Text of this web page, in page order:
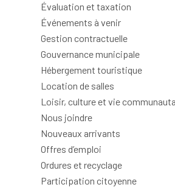
Évaluation et taxation
Événements à venir
Gestion contractuelle
Gouvernance municipale
Hébergement touristique
Location de salles
Loisir, culture et vie
Nous joindre
Nouveaux arrivants
Offres d’emploi
Ordures et recyclage
Participation citoyenne